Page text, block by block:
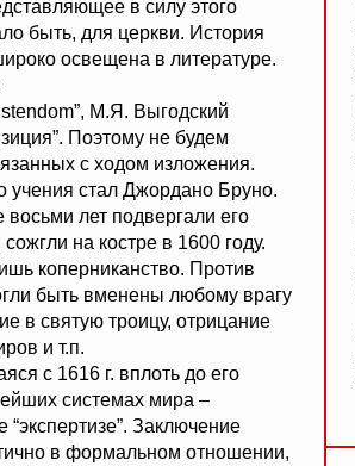
в силу этого
быть, для церкви. История
освещена в литературе.
М.Я. Выгодский
Поэтому не будем
с ходом изложения.
учения стал Джордано Бруно.
лет подвергали его
на костре в 1600 году.
коперниканство. Против
быть вменены любому врагу
в святую троицу, отрицание
и т.п.
с 1616 г. вплоть до его
системах мира –
Заключение
в формальном отношении,